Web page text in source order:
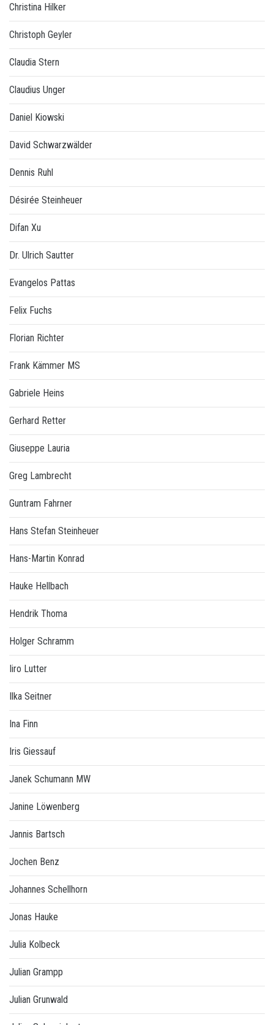
Christina Hilker
Christoph Geyler
Claudia Stern
Claudius Unger
Daniel Kiowski
David Schwarzwälder
Dennis Ruhl
Désirée Steinheuer
Difan Xu
Dr. Ulrich Sautter
Evangelos Pattas
Felix Fuchs
Florian Richter
Frank Kämmer MS
Gabriele Heins
Gerhard Retter
Giuseppe Lauria
Greg Lambrecht
Guntram Fahrner
Hans Stefan Steinheuer
Hans-Martin Konrad
Hauke Hellbach
Hendrik Thoma
Holger Schramm
Iiro Lutter
Ilka Seitner
Ina Finn
Iris Giessauf
Janek Schumann MW
Janine Löwenberg
Jannis Bartsch
Jochen Benz
Johannes Schellhorn
Jonas Hauke
Julia Kolbeck
Julian Grampp
Julian Grunwald